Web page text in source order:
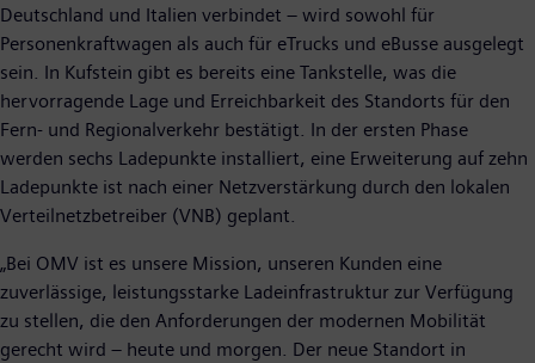
Deutschland und Italien verbindet – wird sowohl für
Personenkraftwagen als auch für eTrucks und eBusse ausgelegt
sein. In Kufstein gibt es bereits eine Tankstelle, was die
hervorragende Lage und Erreichbarkeit des Standorts für den
Fern- und Regionalverkehr bestätigt. In der ersten Phase
werden sechs Ladepunkte installiert, eine Erweiterung auf zehn
Ladepunkte ist nach einer Netzverstärkung durch den lokalen
Verteilnetzbetreiber (VNB) geplant.
„Bei OMV ist es unsere Mission, unseren Kunden eine
zuverlässige, leistungsstarke Ladeinfrastruktur zur Verfügung
zu stellen, die den Anforderungen der modernen Mobilität
gerecht wird – heute und morgen. Der neue Standort in